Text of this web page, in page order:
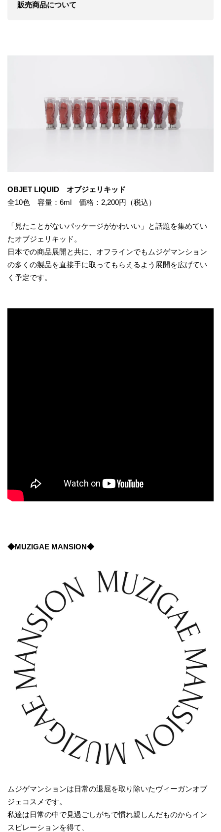
販売商品について
OBJET LIQUID オブジェリキッド
全10色 容量：6ml 価格：2,200円（税込）
「見たことがないパッケージがかわいい」と話題を集めてい
たオブジェリキッド。
日本での商品展開と共に、オフラインでもムジゲマンション
の多くの製品を直接手に取ってもらえるよう展開を広げてい
く予定です。
◆MUZIGAE MANSION◆
ムジゲマンションは日常の退屈を取り除いたヴィーガンオブ
ジェコスメです。
私達は日常の中で見過ごしがちで慣れ親しんだものからイン
スピレーションを得て、